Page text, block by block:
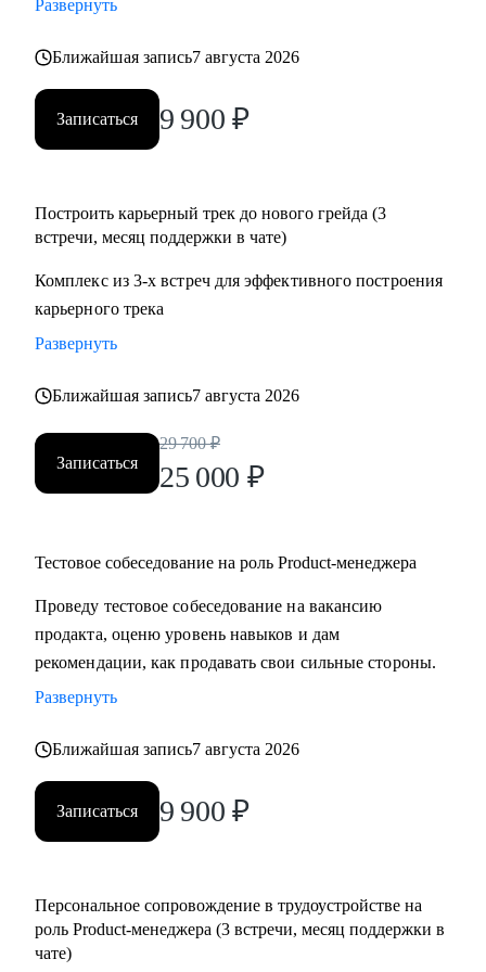
• Разобрать и выполнить тестовые задания.
вырасти на текущем месте работы.
• Построить здоровые отношения в команде и эффективно
Кому могу помочь:
Специалистам от Junior до Senior уровня:
• Product-менеджерам, кто хочет вырасти по грейду и
зарплате
• Владельцам стартапов, которые собирают команду, строят
• Project-менеджерам и маркетологам, кто хочет перейти в
Развернуть
Ближайшая запись7 августа 2026
Записаться 9 900 ₽
Построить карьерный трек до нового грейда (3
встречи, месяц поддержки в чате)
Комплекс из 3-х встреч для эффективного построения
карьерного трека
Развернуть
Ближайшая запись7 августа 2026
Записаться
29 700 ₽
25 000 ₽
Тестовое собеседование на роль Product-менеджера
Проведу тестовое собеседование на вакансию
продакта, оценю уровень навыков и дам
рекомендации, как продавать свои сильные стороны.
Развернуть
Ближайшая запись7 августа 2026
Записаться 9 900 ₽
Персональное сопровождение в трудоустройстве на
роль Product-менеджера (3 встречи, месяц поддержки в
чате)